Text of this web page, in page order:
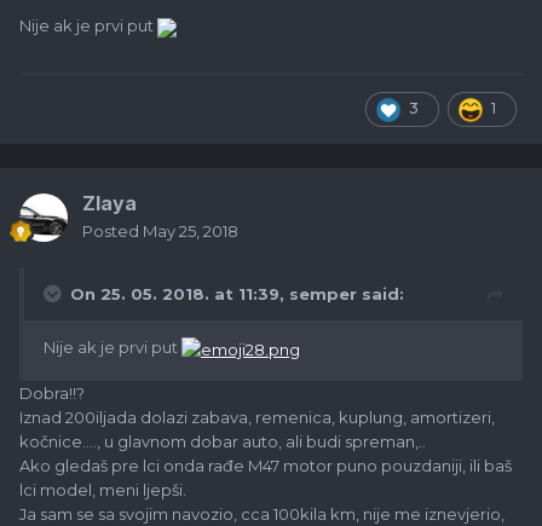
Nije ak je prvi put
3 1
Zlaya
Posted May 25, 2018
On 25. 05. 2018. at 11:39, semper said:
Nije ak je prvi put
Dobra!!?
Iznad 200iljada dolazi zabava, remenica, kuplung, amortizeri,
kočnice...., u glavnom dobar auto, ali budi spreman,..
Ako gledaš pre lci onda rađe M47 motor puno pouzdaniji, ili baš
lci model, meni ljepši.
Ja sam se sa svojim navozio, cca 100kila km, nije me iznevjerio,